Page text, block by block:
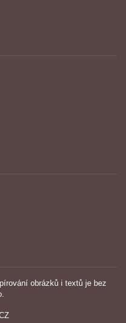
obrázků i textů je bez